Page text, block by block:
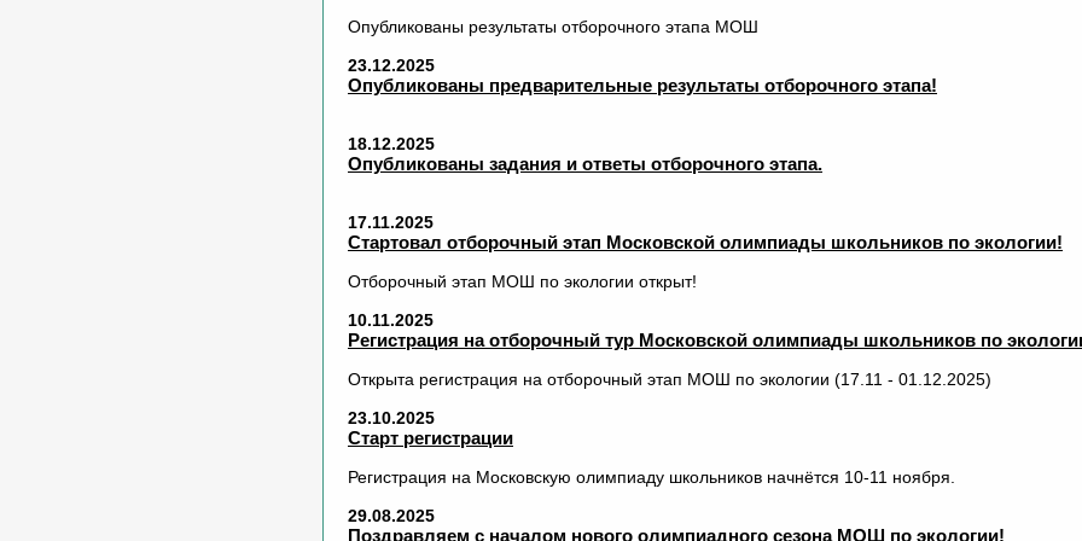
Опубликованы результаты отборочного этапа МОШ
23.12.2025
Опубликованы предварительные результаты отборочного этапа!
18.12.2025
Опубликованы задания и ответы отборочного этапа.
17.11.2025
Стартовал отборочный этап Московской олимпиады школьников по экологии!
Отборочный этап МОШ по экологии открыт!
10.11.2025
Регистрация на отборочный тур Московской олимпиады школьников по
Открыта регистрация на отборочный этап МОШ по экологии (17.11 - 01.12.2025)
23.10.2025
Старт регистрации
Регистрация на Московскую олимпиаду школьников начнётся 10-11 ноября.
29.08.2025
Поздравляем с началом нового олимпиадного сезона МОШ по экологии!